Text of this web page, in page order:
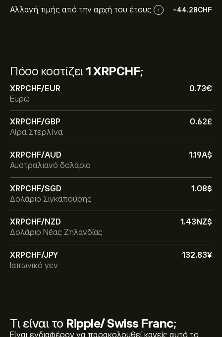
Πόσο κοστίζει 1 XRPCHF;
XRPCHF/EUR
0.73‎€‎
Ευρώ
XRPCHF/GBP
0.62‎£‎
Λίρα Στερλίνα
XRPCHF/AUD
1.19‎A$‎
Αυστραλιανό δολάριο
XRPCHF/SGD
1.08‎$‎
Δολάριο Σιγκαπούρης
XRPCHF/NZD
1.43‎NZ$‎
Δολάριο Νέας Ζηλανδίας
XRPCHF/JPY
132.83‎¥‎
Ιαπωνικό γεν
Αλλαγή τιμής από την αρχή του έτους i -44.28‎CHF‎
Τι είναι το Ripple/ Swiss Franc;
Είναι ενδιαφέρον να παρακολουθεί κανείς αυτό το